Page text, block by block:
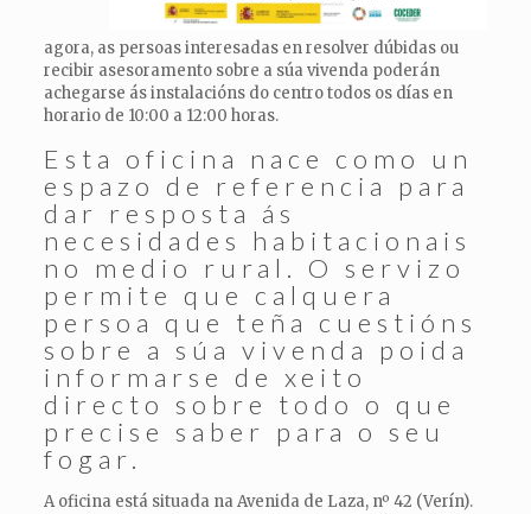
agora, as persoas interesadas en resolver dúbidas ou
recibir asesoramento sobre a súa vivenda poderán
achegarse ás instalacións do centro todos os días en
horario de 10:00 a 12:00 horas.
Esta oficina nace como un
espazo de referencia para
dar resposta ás
necesidades habitacionais
no medio rural. O servizo
permite que calquera
persoa que teña cuestións
sobre a súa vivenda poida
informarse de xeito
directo sobre todo o que
precise saber para o seu
fogar.
A oficina está situada na Avenida de Laza, nº 42 (Verín).